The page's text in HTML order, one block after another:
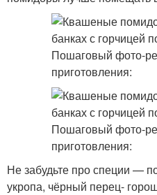
Не забудьте про специи —
укропа, чёрный перец-